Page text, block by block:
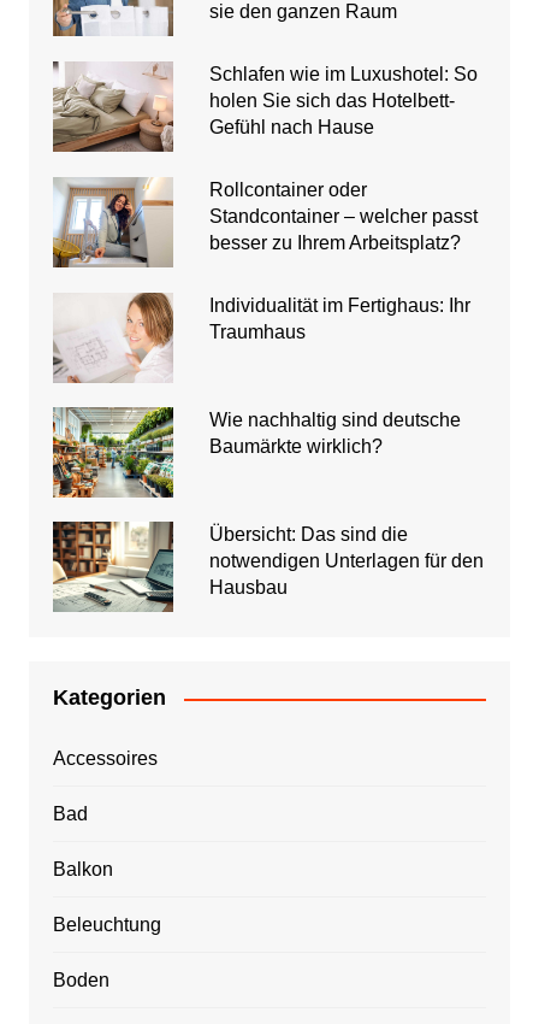
sie den ganzen Raum
Schlafen wie im Luxushotel: So
holen Sie sich das Hotelbett-
Gefühl nach Hause
Rollcontainer oder
Standcontainer – welcher passt
besser zu Ihrem Arbeitsplatz?
Individualität im Fertighaus: Ihr
Traumhaus
Wie nachhaltig sind deutsche
Baumärkte wirklich?
Übersicht: Das sind die
notwendigen Unterlagen für den
Hausbau
Kategorien
Accessoires
Bad
Balkon
Beleuchtung
Boden